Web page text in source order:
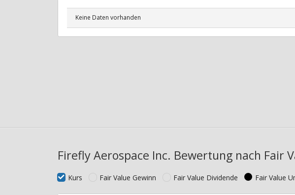
Keine Daten vorhanden
Firefly Aerospace Inc. Bewertung nach Fair
Kurs Fair Value Gewinn Fair Value Dividende Fair Value